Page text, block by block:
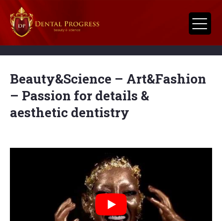
Beauty&Science – Art&Fashion
– Passion for details &
aesthetic dentistry